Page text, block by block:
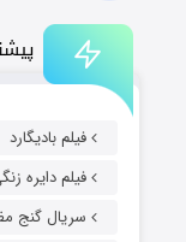
فیلم بادیگارد
فیلم دایره
سریال گنج